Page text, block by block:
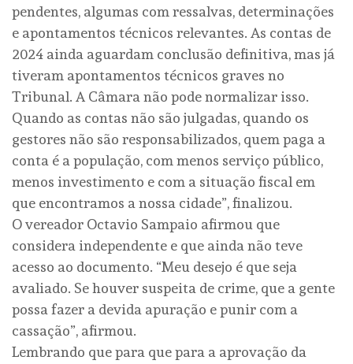
pendentes, algumas com ressalvas, determinações
e apontamentos técnicos relevantes. As contas de
2024 ainda aguardam conclusão definitiva, mas já
tiveram apontamentos técnicos graves no
Tribunal. A Câmara não pode normalizar isso.
Quando as contas não são julgadas, quando os
gestores não são responsabilizados, quem paga a
conta é a população, com menos serviço público,
menos investimento e com a situação fiscal em
que encontramos a nossa cidade”, finalizou.
O vereador Octavio Sampaio afirmou que
considera independente e que ainda não teve
acesso ao documento. “Meu desejo é que seja
avaliado. Se houver suspeita de crime, que a gente
possa fazer a devida apuração e punir com a
cassação”, afirmou.
Lembrando que para que para a aprovação da